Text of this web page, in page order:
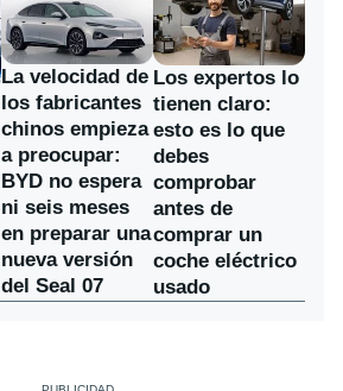
La velocidad de
los fabricantes
chinos empieza
a preocupar:
BYD no espera
ni seis meses
en preparar una
nueva versión
del Seal 07
Los expertos lo
tienen claro:
esto es lo que
debes
comprobar
antes de
comprar un
coche eléctrico
usado